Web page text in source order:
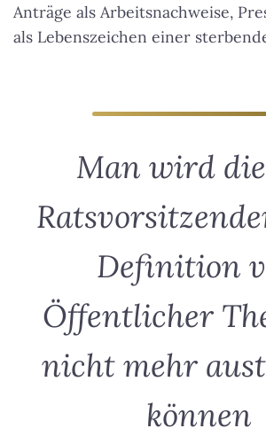
Anträge als Arbeitsnachweise,
als Lebenszeichen einer
Man wird
Definition
Öffentlicher
nicht mehr
können